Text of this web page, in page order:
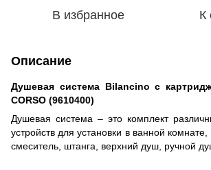
В избранное К
Описание
Душевая система Bilancino с
CORSO (9610400)
Душевая система – это комплект
устройств для установки в ванной
смеситель, штанга, верхний душ, ручной